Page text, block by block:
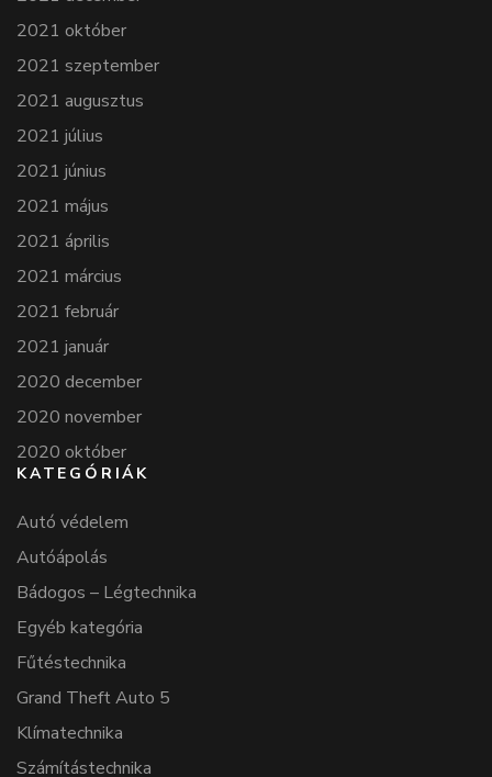
2021 október
2021 szeptember
2021 augusztus
2021 július
2021 június
2021 május
2021 április
2021 március
2021 február
2021 január
2020 december
2020 november
2020 október
KATEGÓRIÁK
Autó védelem
Autóápolás
Bádogos – Légtechnika
Egyéb kategória
Fűtéstechnika
Grand Theft Auto 5
Klímatechnika
Számítástechnika